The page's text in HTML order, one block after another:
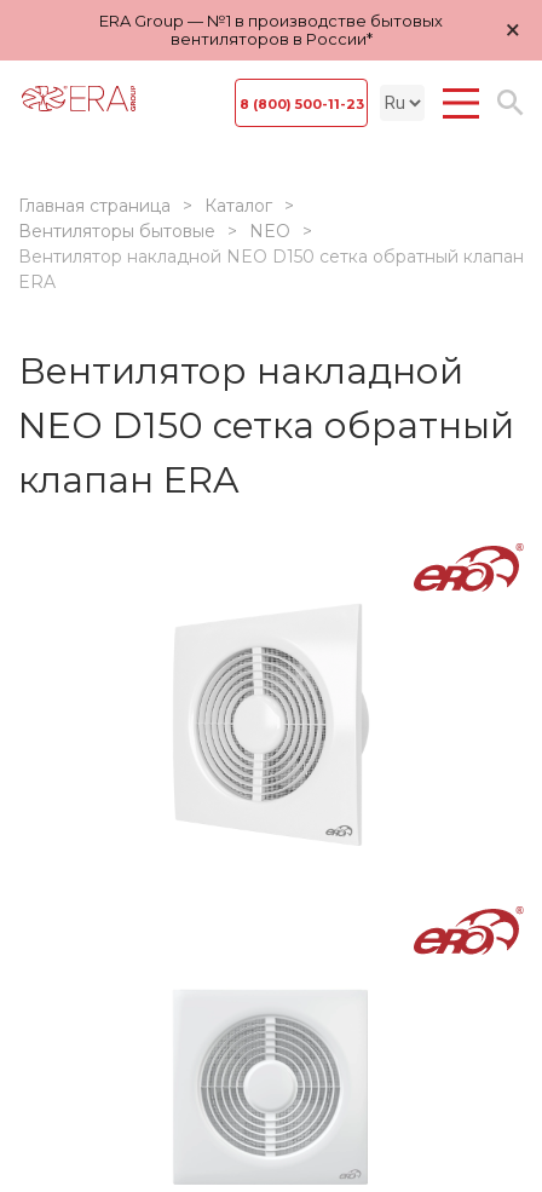
ERA Group — №1 в производстве бытовых
вентиляторов в России*
×
8 (800) 500-11-23
Главная страница
Каталог
Вентиляторы бытовые
NEO
Вентилятор накладной NEO D150 сетка обратный клапан
ERA
Вентилятор накладной
NEO D150 сетка обратный
клапан ERA